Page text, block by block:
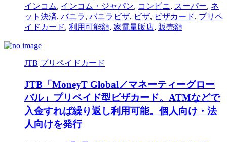
インコム, インコム・ジャパン, コンビニ, スーパー, ネ
ット決済, バニラ, バニラビザ, ビザ, ビザカード, プリペ
イドカード, 利用可能額, 家電量販店, 販売額
JTB プリペイドカード
JTB「MoneyT Global／マネーティーグロー
バル」プリペイド型ビザカード。ATMなどで
入金すれば繰り返し利用可能。個人向け・法
人向けを発行